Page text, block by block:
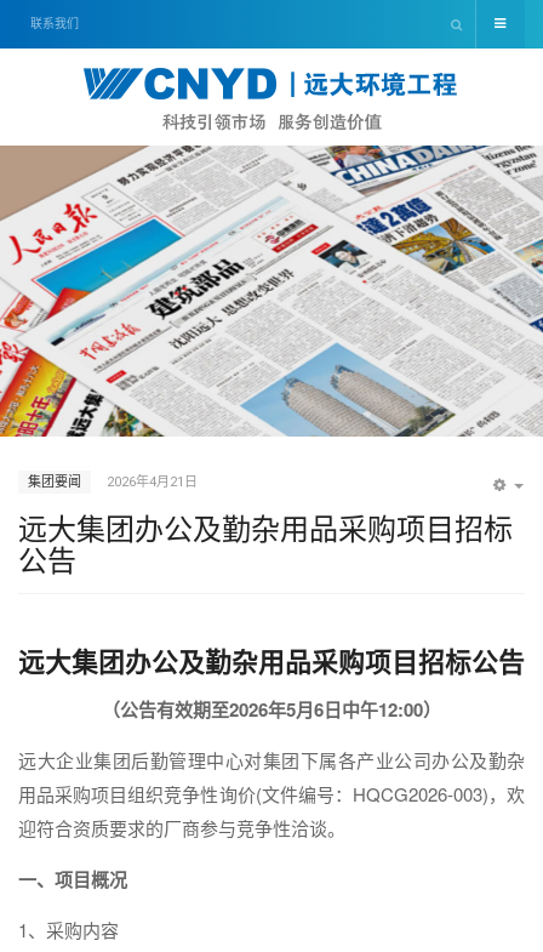
联系我们
集团要闻 2026年4月21日
远大集团办公及勤杂用品采购项目招标
公告
远大集团办公及勤杂用品采购项目招标公告
（公告有效期至2026年5月6日中午12:00）
远大企业集团后勤管理中心对集团下属各产业公司办公及勤杂
用品采购项目组织竞争性询价(文件编号：HQCG2026-003)，欢
迎符合资质要求的厂商参与竞争性洽谈。
一、项目概况
1、采购内容